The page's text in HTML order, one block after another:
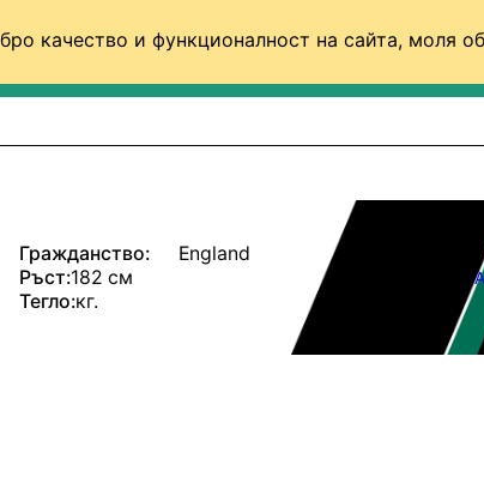
качество и функционалност на сайта, моля
Гражданство:
England
Ръст:182 см
Тегло:кг.